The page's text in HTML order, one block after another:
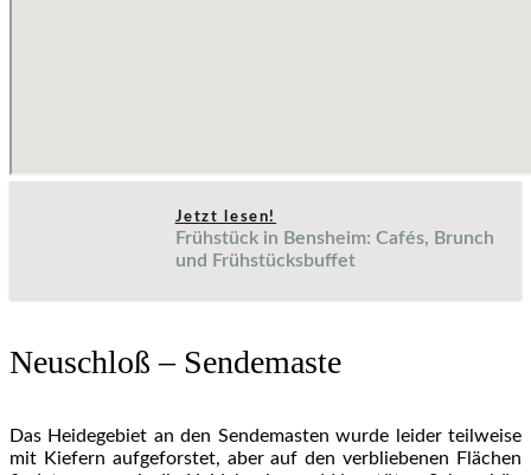
Jetzt lesen!
Frühstück in Bensheim: Cafés, Brunch
und Frühstücksbuffet
Neuschloß – Sendemaste
Das Heidegebiet an den Sendemasten wurde leider teilweise
mit Kiefern aufgeforstet, aber auf den verbliebenen Flächen